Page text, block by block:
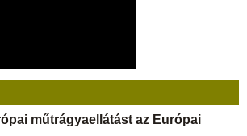
műtrágyaellátást az Európai